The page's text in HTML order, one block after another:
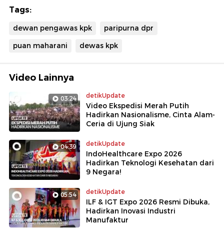
Tags:
dewan pengawas kpk
paripurna dpr
puan maharani
dewas kpk
Video Lainnya
03:24 detikUpdate
Video Ekspedisi Merah Putih
Hadirkan Nasionalisme, Cinta Alam-
Ceria di Ujung Siak
04:39 detikUpdate
IndoHealthcare Expo 2026
Hadirkan Teknologi Kesehatan dari
9 Negara!
05:54 detikUpdate
ILF & IGT Expo 2026 Resmi Dibuka,
Hadirkan Inovasi Industri
Manufaktur